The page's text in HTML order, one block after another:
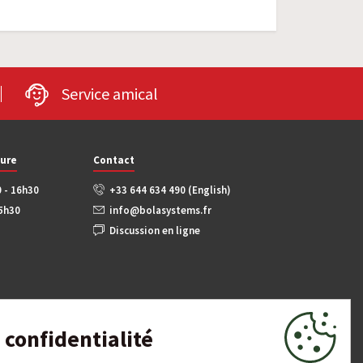
confidentialité
Service amical
- 16h30
Contact
+33 644 634 490 (English)
info@bolasystems.fr
Discussion en ligne